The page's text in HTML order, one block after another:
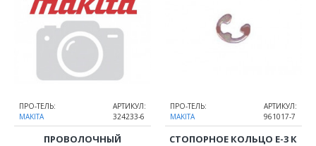
ПРО-ТЕЛЬ:
MAKITA
АРТИКУЛ:
324233-6
ПРОВОЛОЧНЫЙ
ПРО-ТЕЛЬ:
MAKITA
АРТИКУЛ:
961017-7
СТОПОРНОЕ КОЛЬЦО E-3 К